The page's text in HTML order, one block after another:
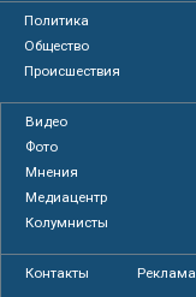
Политика
Общество
Происшествия
Видео
Фото
Мнения
Медиацентр
Колумнисты
Контакты Реклама